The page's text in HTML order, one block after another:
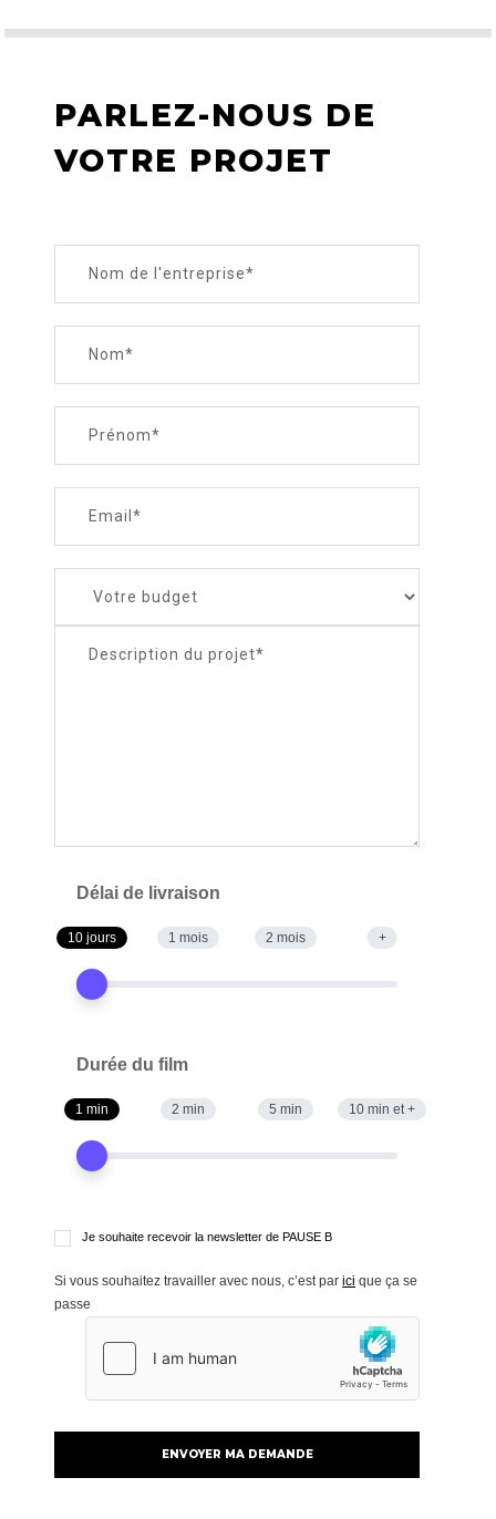
PARLEZ-NOUS DE
VOTRE PROJET
Délai de livraison
10 jours 1 mois 2 mois +
Durée du film
1 min 2 min 5 min 10 min et +
Je souhaite recevoir la newsletter de PAUSE B
Si vous souhaitez travailler avec nous, c’est par ici que ça se
passe